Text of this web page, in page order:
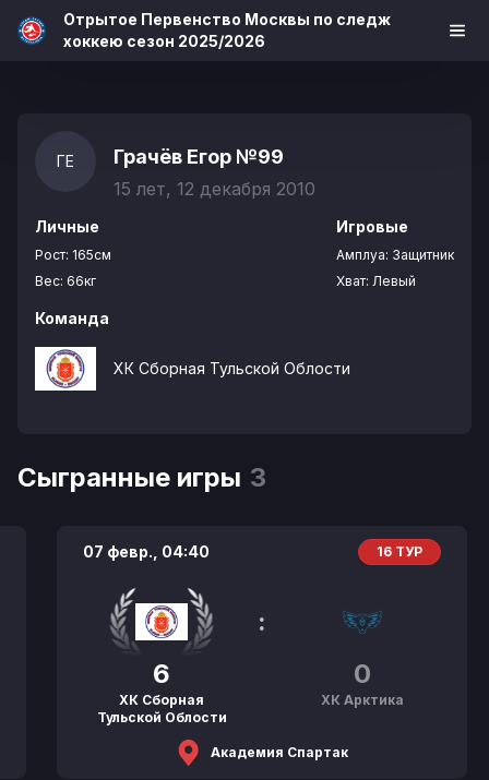
Отрытое Первенство Москвы по следж
хоккею сезон 2025/2026
ГЕ Грачёв Егор №99
15 лет, 12 декабря 2010
Личные
Рост: 165см
Вес: 66кг
Игровые
Амплуа: Защитник
Хват: Левый
Команда
ХК Сборная Тульской Облости
Сыгранные игры 3
07 февр., 04:40 16 ТУР
6
ХК Сборная
Тульской Облости
:
0
ХК Арктика
Академия Спартак